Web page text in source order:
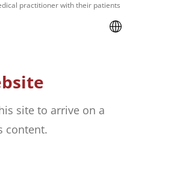
practitioner with their patients
site to arrive on a
content.